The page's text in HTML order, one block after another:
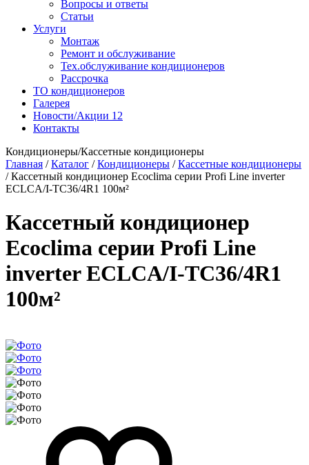
Вопросы и ответы
Статьи
Услуги
Монтаж
Ремонт и обслуживание
Тех.обслуживание кондиционеров
Рассрочка
ТО кондиционеров
Галерея
Новости/Акции 12
Контакты
Кондиционеры/Кассетные кондиционеры
Главная /Каталог /Кондиционеры /Кассетные кондиционеры
/Кассетный кондиционер Ecoclima серии Profi Line inverter
ECLCA/I-TC36/4R1 100м²
Кассетный кондиционер
Ecoclima серии Profi Line
inverter ECLCA/I-TC36/4R1
100м²